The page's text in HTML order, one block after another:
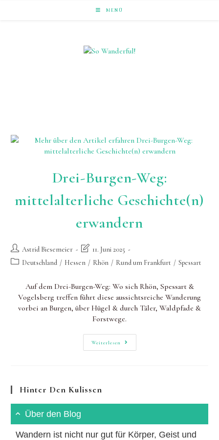
MENÜ
Drei-Burgen-Weg:
mittelalterliche Geschichte(n)
erwandern
Beitrags-
Autor:
Astrid Biesemeier
Beitrag
zuletzt
geändert
11. Juni 2025
Beitrags-Deutschland / Hessen / Rhön / Rund um Frankfurt / Spessart
Auf dem Drei-Burgen-Weg: Wo sich Rhön, Spessart &
Vogelsberg treffen führt diese aussichtsreiche Wanderung
vorbei an Burgen, über Hügel & durch Täler, Waldpfade &
Forstwege.
Weiterlesen
Drei-
Burgen-
Hinter Den Kulissen
Über den Blog
Wandern ist nicht nur gut für Körper, Geist und